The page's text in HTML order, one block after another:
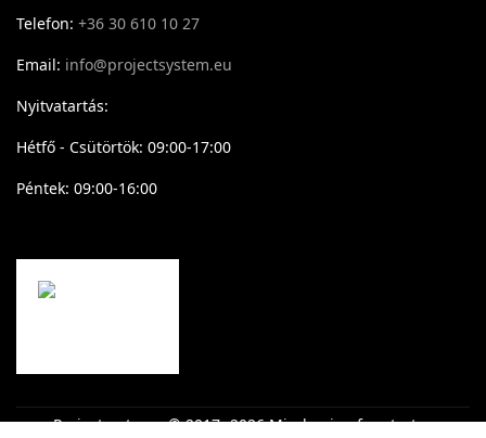
Telefon: +36 30 610 10 27
Email: info@projectsystem.eu
Nyitvatartás:
Hétfő - Csütörtök: 09:00-17:00
Péntek: 09:00-16:00
Projectsystem - © 2017- 2026 Minden jog fenntartva